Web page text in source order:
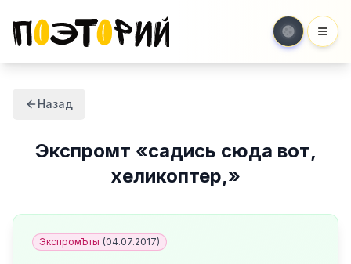
Назад
Экспромт «садись сюда вот,
хеликоптер,»
ЭкспромЪты (04.07.2017)